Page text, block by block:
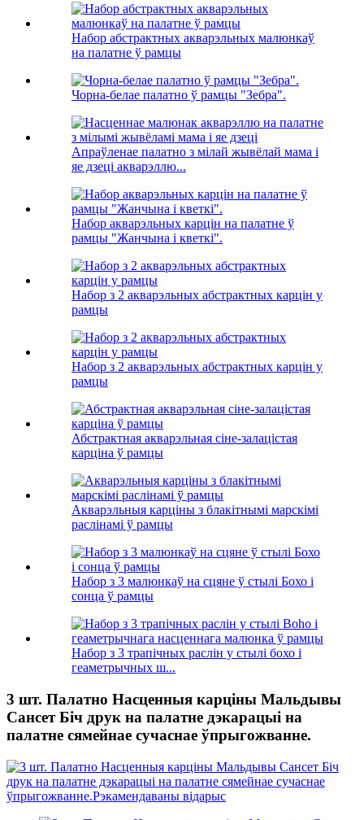
Набор абстрактных акварэльных малюнкаў
на палатне ў рамцы
Чорна-белае палатно ў рамцы "Зебра".
Апраўленае палатно з мілай жывёлай мама і
яе дзеці акварэллю...
Набор акварэльных карцін на палатне ў
рамцы "Жанчына і кветкі".
Набор з 2 акварэльных абстрактных карцін у
рамцы
Набор з 2 акварэльных абстрактных карцін у
рамцы
Абстрактная акварэльная сіне-залацістая
карціна ў рамцы
Акварэльныя карціны з блакітнымі марскімі
раслінамі ў рамцы
Набор з 3 малюнкаў на сцяне ў стылі Бохо і
сонца ў рамцы
Набор з 3 трапічных раслін у стылі бохо і
геаметрычных ш...
3 шт. Палатно Насценныя карціны Мальдывы
Сансет Біч друк на палатне дэкарацыі на
палатне сямейнае сучаснае ўпрыгожванне.